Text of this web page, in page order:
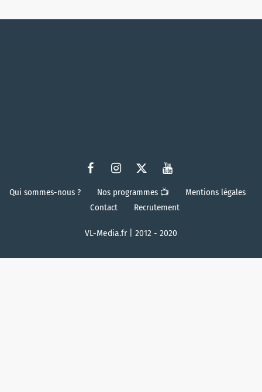
Qui sommes-nous ? Nos programmes 📺
Mentions légales
Contact
Recrutement
VL-Media.fr | 2012 - 2020